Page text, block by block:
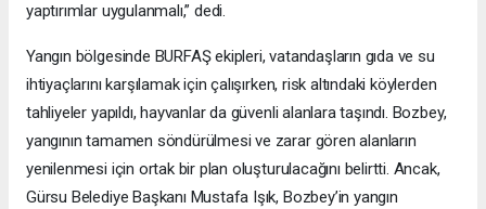
yaptırımlar uygulanmalı,” dedi.
Yangın bölgesinde BURFAŞ ekipleri, vatandaşların gıda ve su
ihtiyaçlarını karşılamak için çalışırken, risk altındaki köylerden
tahliyeler yapıldı, hayvanlar da güvenli alanlara taşındı. Bozbey,
yangının tamamen söndürülmesi ve zarar gören alanların
yenilenmesi için ortak bir plan oluşturulacağını belirtti. Ancak,
Gürsu Belediye Başkanı Mustafa Işık, Bozbey’in yangın